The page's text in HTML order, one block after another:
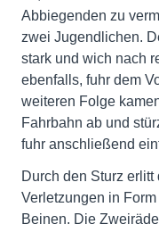
Abbiegenden zu
zwei Jugendlichen.
stark und wich nach
ebenfalls, fuhr dem
weiteren Folge
Fahrbahn ab und
fuhr anschließend
Durch den Sturz
Verletzungen in
Beinen. Die